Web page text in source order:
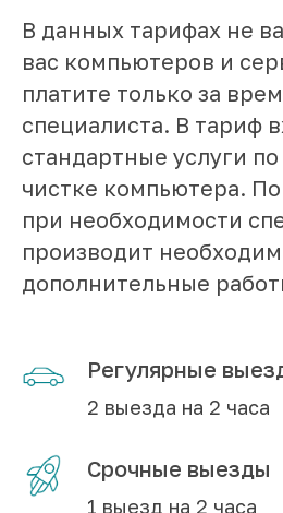
В данных тарифах не
вас компьютеров и
платите только за
специалиста. В тариф
стандартные услуги
чистке компьютера.
при необходимости
производит
дополнительные
Регулярные
2 выезда на 2 часа
Срочные выезды
1 выезд на 2 часа